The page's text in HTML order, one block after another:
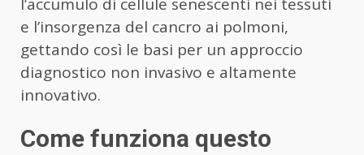
l’accumulo di cellule senescenti nei tessuti
e l’insorgenza del cancro ai polmoni,
gettando così le basi per un approccio
diagnostico non invasivo e altamente
innovativo.
Come funziona questo